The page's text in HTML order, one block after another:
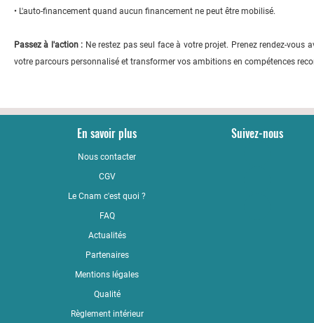
• L'auto-financement quand aucun financement ne peut être mobilisé.
Passez à l'action : Ne restez pas seul face à votre projet. Prenez rendez-vous
votre parcours personnalisé et transformer vos ambitions en compétences
En savoir plus
Nous contacter
CGV
Le Cnam c'est quoi ?
FAQ
Actualités
Partenaires
Mentions légales
Qualité
Règlement intérieur
Suivez-nous